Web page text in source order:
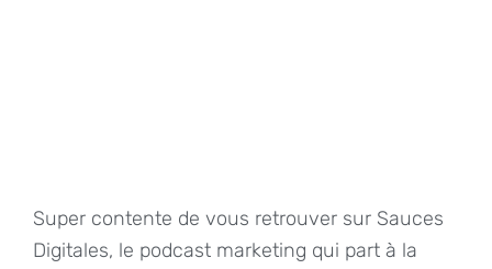
Super contente de vous retrouver sur Sauces
Digitales, le podcast marketing qui part à la